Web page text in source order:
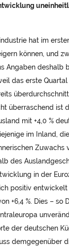
hat im
können, und
Angaben deshalb
das erste Quartal
überraschend ist
mit +4,0 %
im Inland,
Zuwachs
des
in der
positiv entwickelt
+6,4 %. Dies – so
der deutschen
demgegenüber